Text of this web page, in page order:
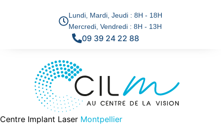
Lundi, Mardi, Jeudi : 8H - 18H
Mercredi, Vendredi : 8H - 13H
09 39 24 22 88
Centre Implant Laser Montpellier